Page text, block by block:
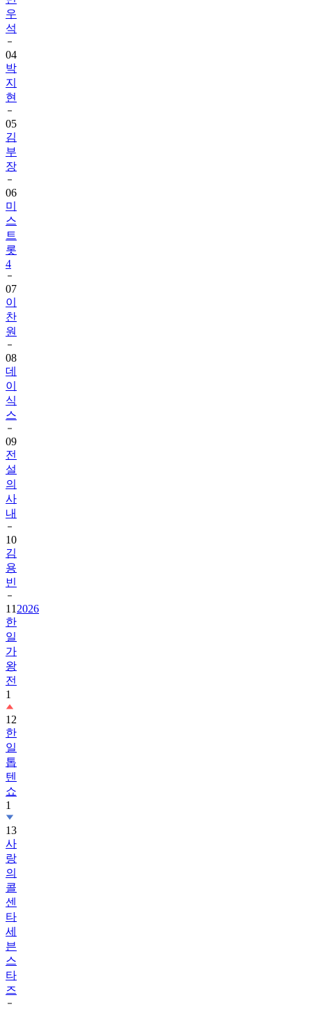
우
석
04
박
지
현
05
김
부
장
06
미
스
트
롯
4
07
이
찬
원
08
데
이
식
스
09
전
설
의
사
내
10
김
용
빈
11 2026
한
일
가
왕
전
1
12
한
일
톱
텐
쇼
1
13
사
랑
의
콜
센
타
세
븐
스
타
즈